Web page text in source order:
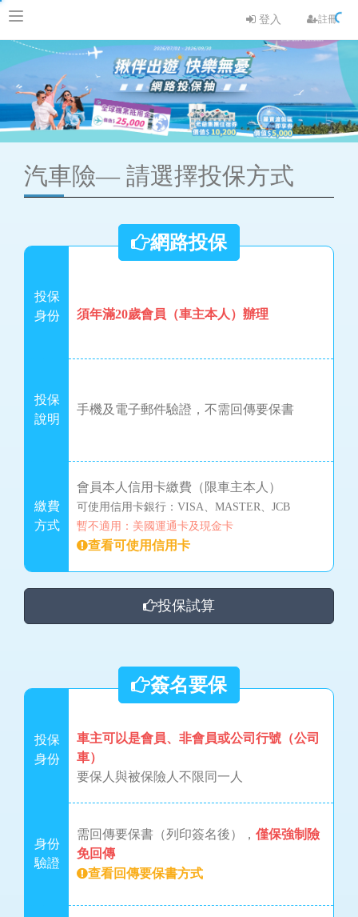
登入 註冊
汽車險—請選擇投保方式
網路投保
投保
身份
須年滿20歲會員（車主本人）辦理
投保
說明
手機及電子郵件驗證，不需回傳要保書
繳費
方式
會員本人信用卡繳費（限車主本人）
可使用信用卡銀行：VISA、MASTER、JCB
暫不適用：美國運通卡及現金卡
查看可使用信用卡
投保試算
簽名要保
投保
身份
車主可以是會員、非會員或公司行號（公司
車）
要保人與被保險人不限同一人
身份
驗證
需回傳要保書（列印簽名後）， 僅保強制險
免回傳
查看回傳要保書方式